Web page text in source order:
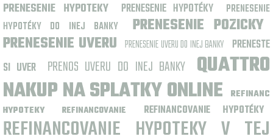
PRENESENIE HYPOTEKY PRENESENIE HYPOTÉKY
PRENESENIE
HYPOTÉKY DO INEJ BANKY
PRENESENIE POZICKY
PRENESENIE UVERU PRENESENIE UVERU DO INEJ BANKY PRENESTE
SI UVER
PRENOS UVERU DO INEJ BANKY QUATTRO
NAKUP NA SPLATKY ONLINE
REFINANC
HYPOTEKY
REFINANCOVANIE REFINANCOVANIE HYPOTÉKY
REFINANCOVANIE HYPOTEKY V TEJ